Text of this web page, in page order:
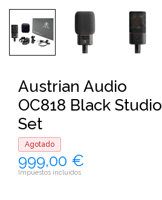
Austrian Audio
OC818 Black Studio
Set
Agotado
999,00 €
Impuestos incluidos